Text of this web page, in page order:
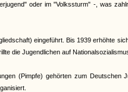
oder im "Volkssturm" -, was
eingeführt. Bis 1939 erhöhte
die Jugendlichen auf
(Pimpfe) gehörten zum Deutschen